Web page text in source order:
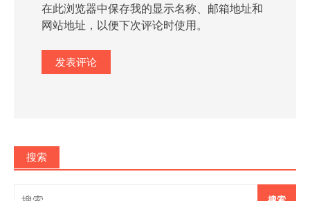
在此浏览器中保存我的显示名称、邮箱地址和
网站地址，以便下次评论时使用。
搜索
搜